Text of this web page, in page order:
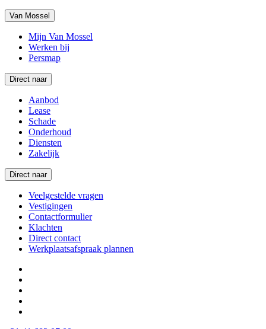
Van Mossel
Mijn Van Mossel
Werken bij
Persmap
Direct naar
Aanbod
Lease
Schade
Onderhoud
Diensten
Zakelijk
Direct naar
Veelgestelde vragen
Vestigingen
Contactformulier
Klachten
Direct contact
Werkplaatsafspraak plannen